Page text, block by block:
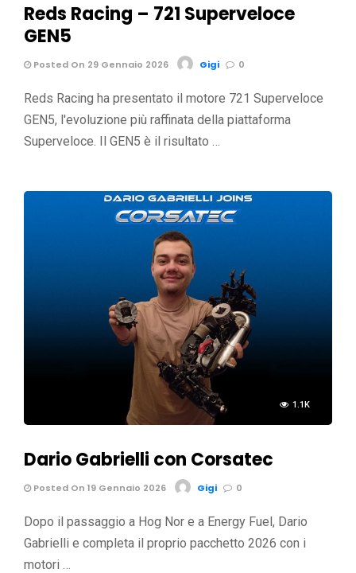
Reds Racing – 721 Superveloce
GEN5
Posted On 29 Gennaio 2026 Gigi 0
Reds Racing ha presentato il motore 721 Superveloce
GEN5, l'evoluzione più raffinata della piattaforma
Superveloce. Il GEN5 è il risultato …
1.1K
Dario Gabrielli con Corsatec
Posted On 19 Gennaio 2026 Gigi 0
Dopo il passaggio a Hog Nor e a Energy Fuel, Dario
Gabrielli e completa il proprio pacchetto 2026 con i
motori …